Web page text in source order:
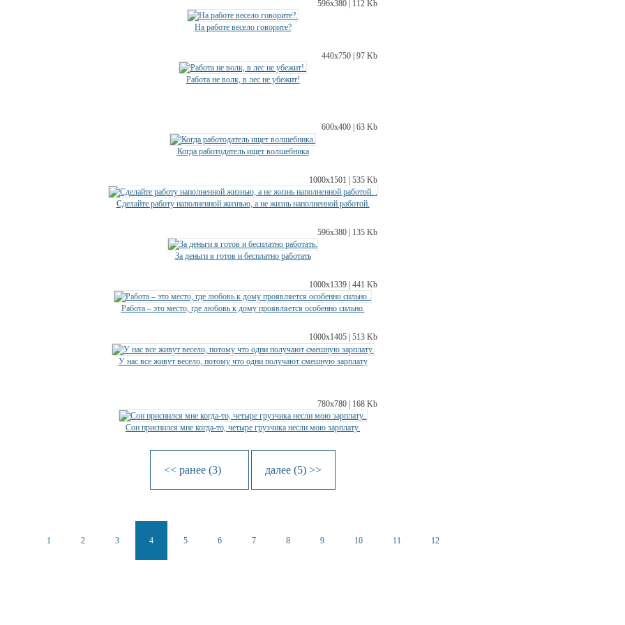
596х380 | 112 Kb
На работе весело говорите?
440х750 | 97 Kb
Работа не волк, в лес не убежит!
600х400 | 63 Kb
Когда работодатель ищет волшебника
1000х1501 | 535 Kb
Сделайте работу наполненной жизнью, а не жизнь наполненной работой.
596х380 | 135 Kb
За деньги я готов и бесплатно работать
1000х1339 | 441 Kb
Работа – это место, где любовь к дому проявляется особенно сильно.
1000х1405 | 513 Kb
У нас все живут весело, потому что одни получают смешную зарплату
780х780 | 168 Kb
Сон приснился мне когда-то, четыре грузчика несли мою зарплату.
<< ранее (3) далее (5) >>
1 2 3 4 5 6 7 8 9 10 11 12